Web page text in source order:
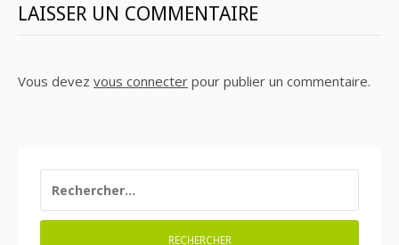
LAISSER UN COMMENTAIRE
Vous devez vous connecter pour publier un commentaire.